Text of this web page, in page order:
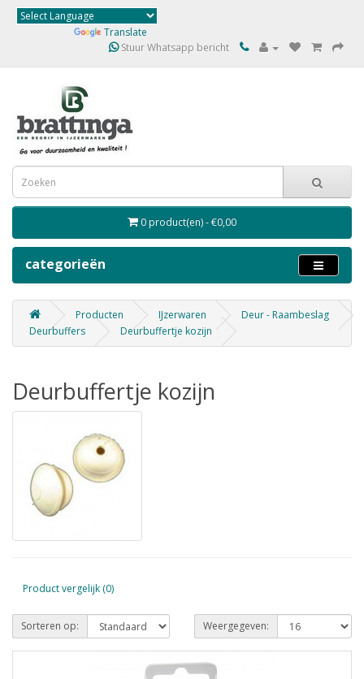
Translate
Stuur Whatsapp bericht
0 product(en) - €0,00
categorieën
Producten IJzerwaren
Deur - Raambeslag
Deurbuffers
Deurbuffertje kozijn
Deurbuffertje kozijn
Product vergelijk (0)
Sorteren op: Weergegeven: